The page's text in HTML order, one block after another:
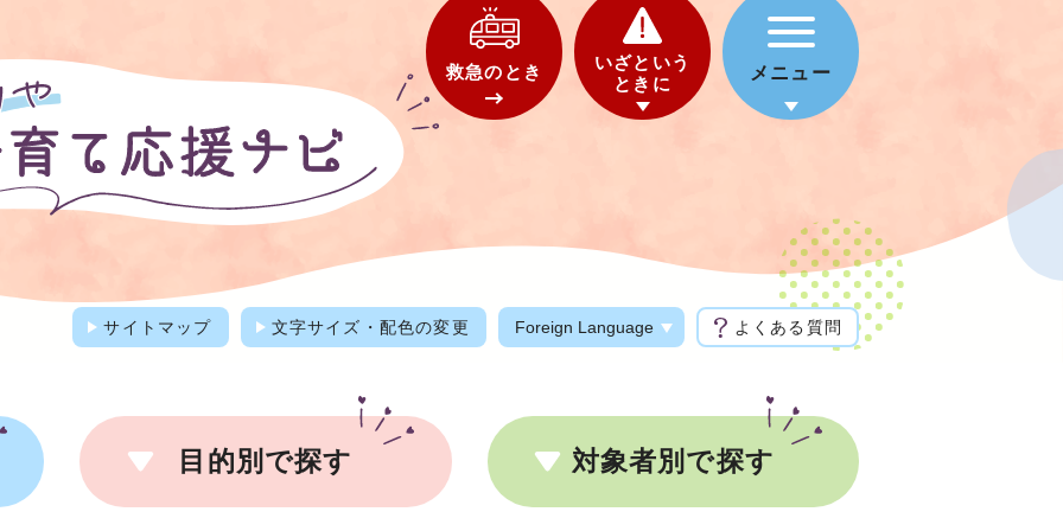
救急のとき
いざという
ときに
メニュー
サイトマップ 文字サイズ・配色の変更 Foreign Language よくある質問
目的別で探す 対象者別で探す